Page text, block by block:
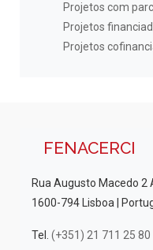
Projetos com
Projetos
Projetos
FENACERCI
Rua Augusto Macedo 2
1600-794 Lisboa |
Tel. (+351) 21 711 25 80